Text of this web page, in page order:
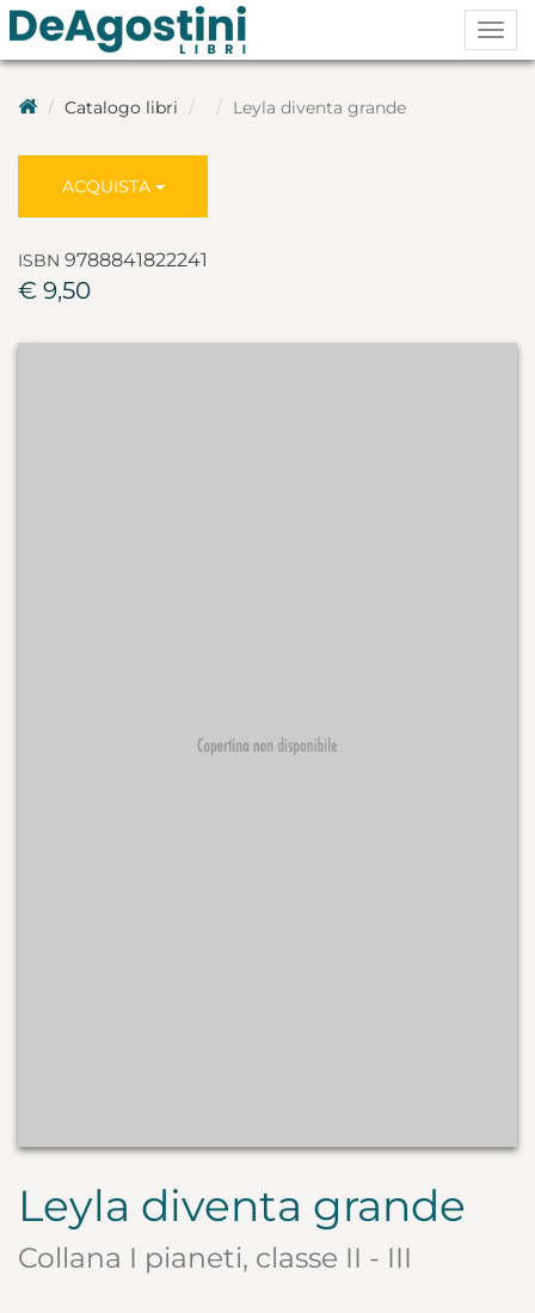
Catalogo libri Leyla diventa grande
ACQUISTA
ISBN 9788841822241
€ 9,50
Leyla diventa grande
Collana I pianeti, classe II - III